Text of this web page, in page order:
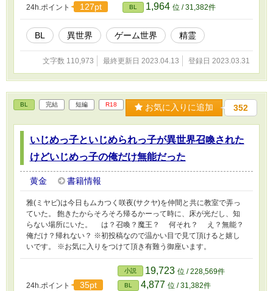
24h.ポイント 127pt BL 1,964 位 / 31,382件
BL 異世界 ゲーム世界 精霊
文字数 110,973 最終更新日 2023.04.13 登録日 2023.03.31
BL 完結 短編 R18 お気に入りに追加 352
いじめっ子といじめられっ子が異世界召喚された
けどいじめっ子の俺だけ無能だった
黄金 書籍情報
雅(ミヤビ)は今日もムカつく咲夜(サクヤ)を仲間と共に教室で弄っ
ていた。 飽きたからそろそろ帰るかーって時に、床が光だし、知
らない場所にいた。 は？召喚？魔王？ 何それ？ え？無能？
俺だけ？帰れない？ ※初投稿なので温かい目で見て頂けると嬉し
いです。 ※お気に入りをつけて頂き有難う御座います。
24h.ポイント 35pt
小説 19,723 位 / 228,569件
BL 4,877 位 / 31,382件